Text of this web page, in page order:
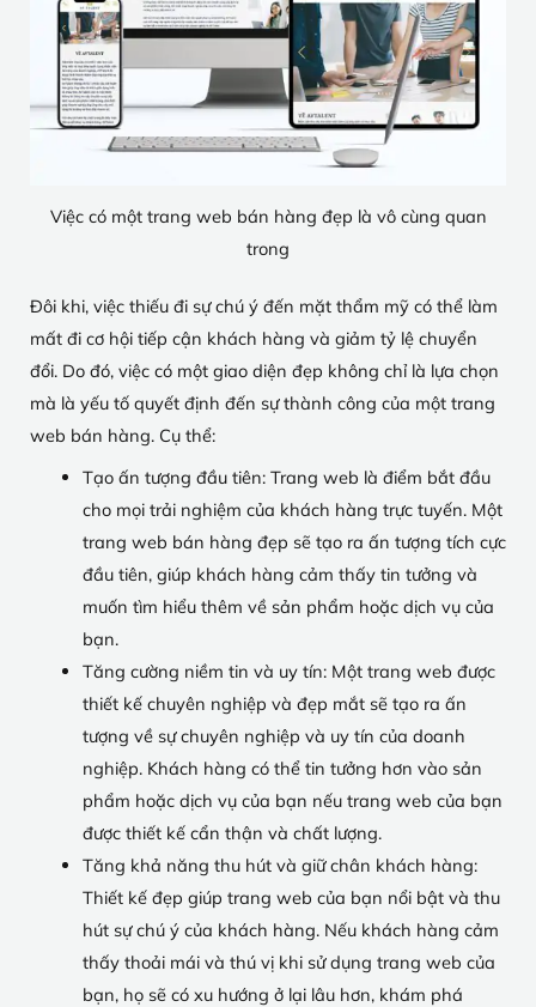
Việc có một trang web bán hàng đẹp là vô cùng quan
trong
Đôi khi, việc thiếu đi sự chú ý đến mặt thẩm mỹ có thể làm
mất đi cơ hội tiếp cận khách hàng và giảm tỷ lệ chuyển
đổi. Do đó, việc có một giao diện đẹp không chỉ là lựa chọn
mà là yếu tố quyết định đến sự thành công của một trang
web bán hàng. Cụ thể:
Tạo ấn tượng đầu tiên: Trang web là điểm bắt đầu
cho mọi trải nghiệm của khách hàng trực tuyến. Một
trang web bán hàng đẹp sẽ tạo ra ấn tượng tích cực
đầu tiên, giúp khách hàng cảm thấy tin tưởng và
muốn tìm hiểu thêm về sản phẩm hoặc dịch vụ của
bạn.
Tăng cường niềm tin và uy tín: Một trang web được
thiết kế chuyên nghiệp và đẹp mắt sẽ tạo ra ấn
tượng về sự chuyên nghiệp và uy tín của doanh
nghiệp. Khách hàng có thể tin tưởng hơn vào sản
phẩm hoặc dịch vụ của bạn nếu trang web của bạn
được thiết kế cẩn thận và chất lượng.
Tăng khả năng thu hút và giữ chân khách hàng:
Thiết kế đẹp giúp trang web của bạn nổi bật và thu
hút sự chú ý của khách hàng. Nếu khách hàng cảm
thấy thoải mái và thú vị khi sử dụng trang web của
bạn, họ sẽ có xu hướng ở lại lâu hơn, khám phá